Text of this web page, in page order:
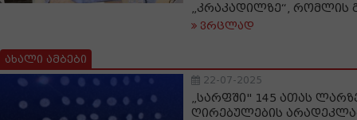
„კრაკადილზე“, რომლის
ვრცლად
ახალი ამბები
22-07-2025
„სარფში" 145 ათას
ღირებულების